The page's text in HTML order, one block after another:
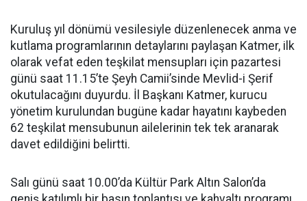
Kuruluş yıl dönümü vesilesiyle düzenlenecek anma ve
kutlama programlarının detaylarını paylaşan Katmer, ilk
olarak vefat eden teşkilat mensupları için pazartesi
günü saat 11.15’te Şeyh Camii’sinde Mevlid-i Şerif
okutulacağını duyurdu. İl Başkanı Katmer, kurucu
yönetim kurulundan bugüne kadar hayatını kaybeden
62 teşkilat mensubunun ailelerinin tek tek aranarak
davet edildiğini belirtti.
Salı günü saat 10.00’da Kültür Park Altın Salon’da